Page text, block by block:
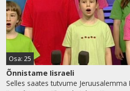
Osa: 25
Õnnistame Iisraeli
Selles saates tutvume